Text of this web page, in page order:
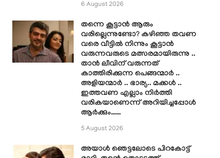
6 August 2026
തന്നെ കൂട്ടാൻ ആരും
വരില്ലെന്നുണ്ടോ? കഴിഞ്ഞ തവണ
വരെ വീട്ടിൽ നിന്നും കൂട്ടാൻ
വരുന്നവരുടെ മത്സരമായിരുന്നു ..
താൻ ലീവിന് വരുന്നത്
കാത്തിരിക്കുന്ന പെങ്ങന്മാർ ..
അളിയന്മാർ .. ഭാര്യ.. മക്കൾ ..
ഇത്തവണ എല്ലാം നിർത്തി
വരികയാണെന്ന് അറിയിച്ചപ്പോൾ
ആർക്കും……
5 August 2026
അയാൾ ഞെട്ടലോടെ പിറകോട്ട്